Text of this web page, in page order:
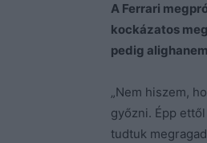
A Ferrari
kockázatos
pedig
„Nem hiszem,
győzni. Épp
tudtuk